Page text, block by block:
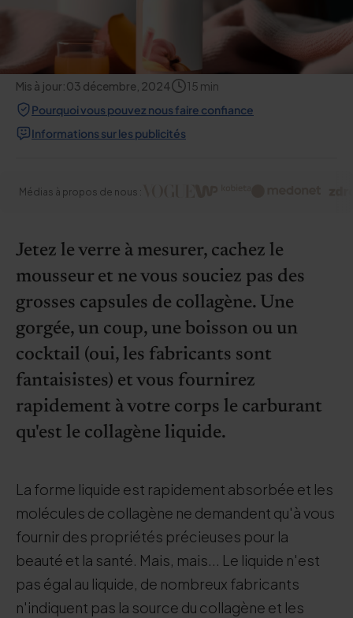
Mis à jour:03 décembre, 2024 15 min
Pourquoi vous pouvez nous faire confiance
Informations sur les publicités
Médias à propos de nous :
Jetez le verre à mesurer, cachez le
mousseur et ne vous souciez pas des
grosses capsules de collagène. Une
gorgée, un coup, une boisson ou un
cocktail (oui, les fabricants sont
fantaisistes) et vous fournirez
rapidement à votre corps le carburant
qu'est le collagène liquide.
La forme liquide est rapidement absorbée et les
molécules de collagène ne demandent qu'à vous
fournir des propriétés précieuses pour la
beauté et la santé. Mais, mais... Le liquide n'est
pas égal au liquide, de nombreux fabricants
n'indiquent pas la source du collagène et les